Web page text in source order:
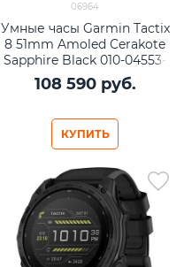
06964
Умные часы Garmin Tactix
8 51mm Amoled Cerakote
Sapphire Black 010-04553-
01
108 590 руб.
КУПИТЬ